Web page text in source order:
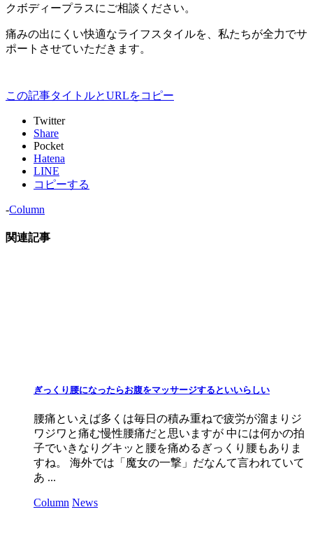
クボディープラスにご相談ください。
痛みの出にくい快適なライフスタイルを、私たちが全力でサ
ポートさせていただきます。
この記事タイトルとURLをコピー
Twitter
Share
Pocket
Hatena
LINE
コピーする
-Column
関連記事
ぎっくり腰になったらお腹をマッサージするといいらしい
腰痛といえば多くは毎日の積み重ねで疲労が溜まりジ
ワジワと痛む慢性腰痛だと思いますが 中には何かの拍
子でいきなりグキッと腰を痛めるぎっくり腰もありま
すね。 海外では「魔女の一撃」だなんて言われていて
あ ...
Column News